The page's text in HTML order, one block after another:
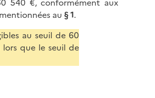
540 €, conformément aux
mentionnées au § 1.
au seuil de 60
que le seuil de